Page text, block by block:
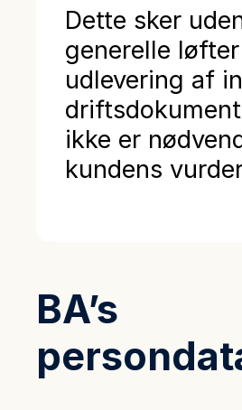
Dette sker
generelle
udlevering af
ikke er
kundens
BA’s